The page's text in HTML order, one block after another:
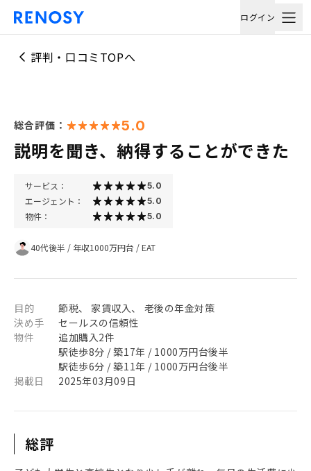
ログイン
評判・口コミTOPへ
総合評価： 5.0
説明を聞き、納得することができた
サービス： 5.0
エージェント： 5.0
物件： 5.0
40代後半 / 年収1000万円台 /EAT
目的
節税、 家賃収入、 老後の年金対策
決め手
セールスの信頼性
物件
追加購入2件
駅徒歩8分 / 築17年 / 1000万円台後半
駅徒歩6分 / 築11年 / 1000万円台後半
掲載日
2025年03月09日
総評